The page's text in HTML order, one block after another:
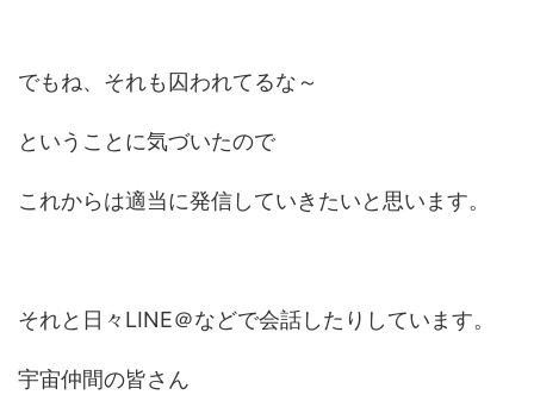
でもね、それも囚われてるな～
ということに気づいたので
これからは適当に発信していきたいと思います。
それと日々LINE＠などで会話したりしています。
宇宙仲間の皆さん